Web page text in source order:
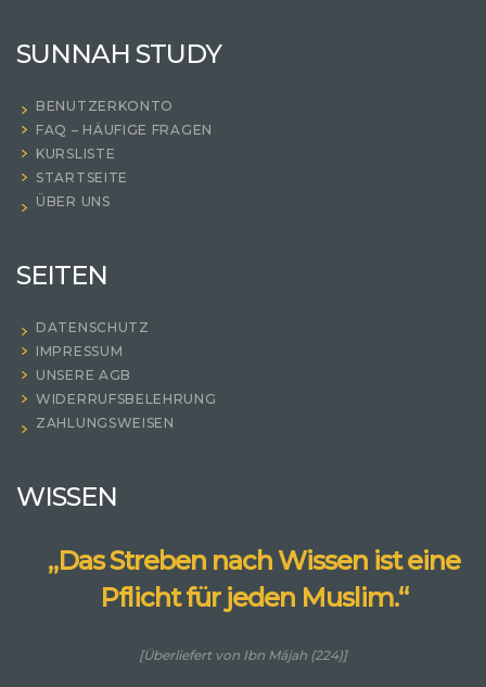
SUNNAH STUDY
BENUTZERKONTO
FAQ – HÄUFIGE FRAGEN
KURSLISTE
STARTSEITE
ÜBER UNS
SEITEN
DATENSCHUTZ
IMPRESSUM
UNSERE AGB
WIDERRUFSBELEHRUNG
ZAHLUNGSWEISEN
WISSEN
„Das Streben nach Wissen ist eine
Pflicht für jeden Muslim.“
[Überliefert von Ibn Mājah (224)]